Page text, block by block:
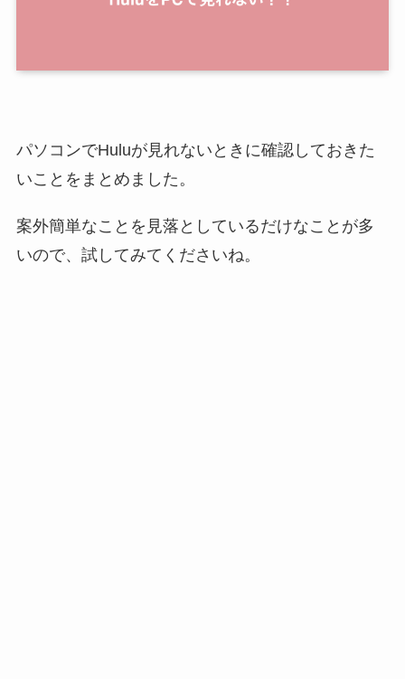
パソコンでHuluが見れないときに確認しておきた
いことをまとめました。
案外簡単なことを見落としているだけなことが多
いので、試してみてくださいね。